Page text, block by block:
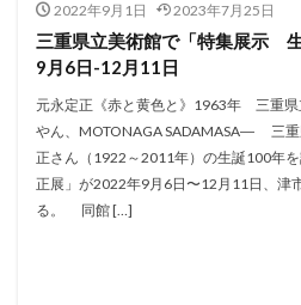
2022年9月1日 2023年7月25日
三重県立美術館で「特集展示
9月6日-12月11日
元永定正《赤と黄色と》1963年 三重
やん、MOTONAGA SADAMASA― 三重
正さん（1922～2011年）の生誕100年
正展」が2022年9月6日〜12月11日、津
る。 同館 […]